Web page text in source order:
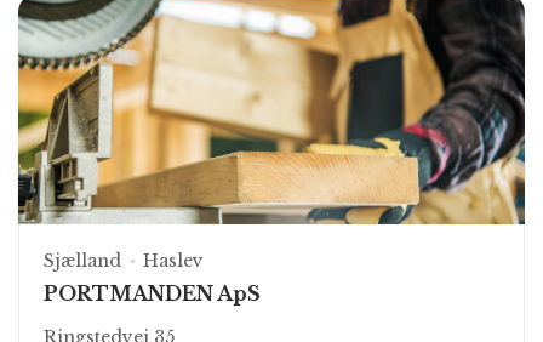
Sjælland Haslev
PORTMANDEN ApS
Ringstedvej 35